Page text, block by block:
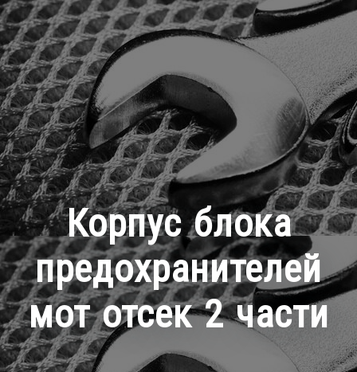
Корпус блока
предохранителей
мот отсек 2 части